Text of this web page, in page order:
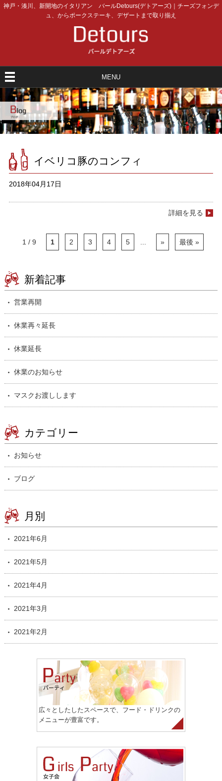
神戸・湊川、新開地のイタリアン バールDetours(デトアーズ)｜チーズフォンデ
ュ、からポークステーキ、デザートまで取り揃え
MENU
イベリコ豚のコンフィ
2018年04月17日
詳細を見る
1 / 9 1 2 3 4 5 » 最後 »
新着記事
営業再開
休業再々延長
休業延長
休業のお知らせ
マスクお渡しします
カテゴリー
お知らせ
ブログ
月別
2021年6月
2021年5月
2021年4月
2021年3月
2021年2月
広々としたしたスペースで、フード・ドリンクの
メニューが豊富です。